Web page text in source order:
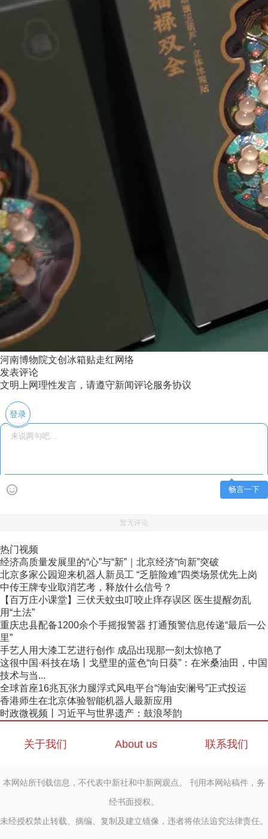
河南博物院文创冰箱贴走红网络
发表评论
文明上网理性发言，请遵守新闻评论服务协议
登录
畅言一下
暂无评论
热门视频
经济高质量发展里的“心”与“新”｜北京经济“向新”突破
北京多家公园迎来机器人新员工 “乏脏险难”四类场景优先上岗
中传王牌专业取消艺考，释放什么信号？
【百万庄小课堂】三伏天蚊虫叮咬止痒存误区 医生提醒勿乱
用“土法”
重庆忠县配备1200余个手摇报警器 打通预警信息传递“最后一公
里”
手艺人用大漆工艺进行创作 成品出现那一刻太惊艳了
这很中国·科技在场丨戈壁里的蓝色“向日葵”：在米桑油田，中国
技术与当...
全球首座16兆瓦张力腿浮式风电平台“海油安澜号”正式投运
香港师生在北京体验智能机器人最新应用
时政微视频丨习近平与世界遗产：鼓浪琴韵
关于我们 About us 联系我们
本网站所刊载信息，不代表中新社和中新网观点。 刊用本网站稿件，务
经书面授权。
未经授权禁止转载、摘编、复制及建立镜像，违者将依法追究法律责任。